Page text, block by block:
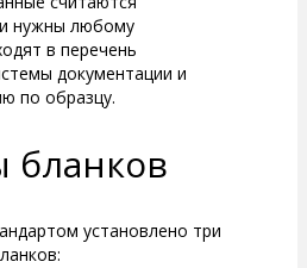
нужны любому
в перечень
документации и
по образцу.
бланков
установлено три